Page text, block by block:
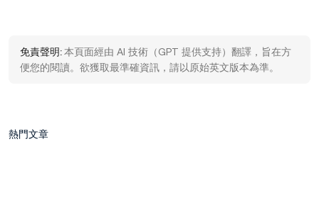
免責聲明:本頁面經由 AI 技術（GPT 提供支持）翻譯，旨在方
便您的閱讀。欲獲取最準確資訊，請以原始英文版本為準。
熱門文章